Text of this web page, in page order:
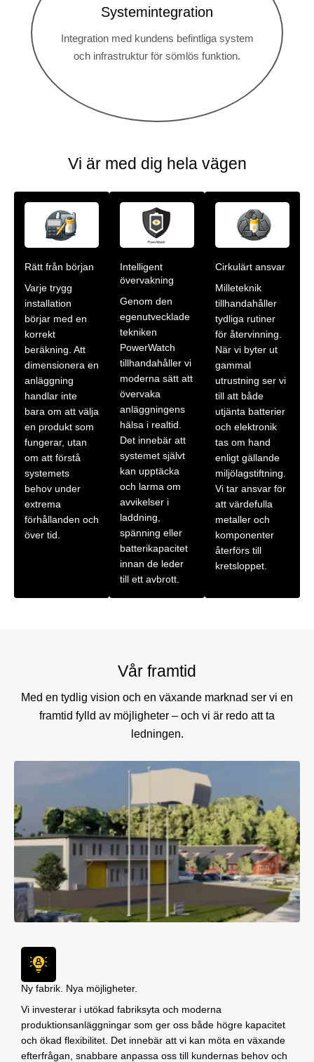
Systemintegration
Integration med kundens befintliga system
och infrastruktur för sömlös funktion.
Vi är med dig hela vägen
Rätt från början
Varje trygg
installation
börjar med en
korrekt
beräkning. Att
dimensionera en
anläggning
handlar inte
bara om att välja
en produkt som
fungerar, utan
om att förstå
systemets
behov under
extrema
förhållanden och
över tid.
Intelligent
övervakning
Genom den
egenutvecklade
tekniken
PowerWatch
tillhandahåller vi
moderna sätt att
övervaka
anläggningens
hälsa i realtid.
Det innebär att
systemet självt
kan upptäcka
och larma om
avvikelser i
laddning,
spänning eller
batterikapacitet
innan de leder
till ett avbrott.
Cirkulärt ansvar
Milleteknik
tillhandahåller
tydliga rutiner
för återvinning.
När vi byter ut
gammal
utrustning ser vi
till att både
utjänta batterier
och elektronik
tas om hand
enligt gällande
miljölagstiftning.
Vi tar ansvar för
att värdefulla
metaller och
komponenter
återförs till
kretsloppet.
Vår framtid
Med en tydlig vision och en växande marknad ser vi en
framtid fylld av möjligheter – och vi är redo att ta
ledningen.
Ny fabrik. Nya möjligheter.
Vi investerar i utökad fabriksyta och moderna
produktionsanläggningar som ger oss både högre kapacitet
och ökad flexibilitet. Det innebär att vi kan möta en växande
efterfrågan, snabbare anpassa oss till kundernas behov och